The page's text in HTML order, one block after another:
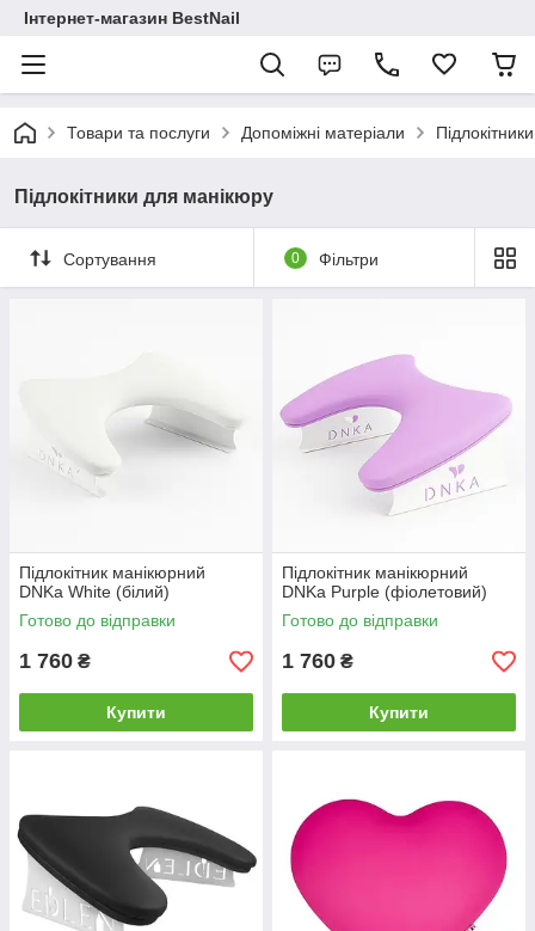
Інтернет-магазин BestNail
Товари та послуги Допоміжні матеріали
Підлокітники для манікюру
Сортування 0 Фільтри
Підлокітник манікюрний
DNKa White (білий)
Готово до відправки
1 760 ₴
Купити
Підлокітник манікюрний
DNKa Purple (фіолетовий)
Готово до відправки
1 760 ₴
Купити